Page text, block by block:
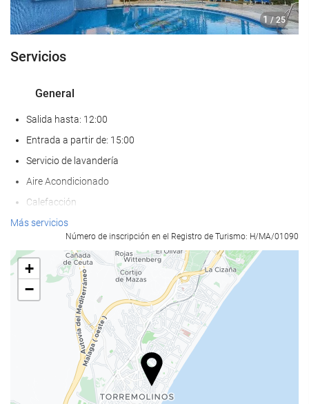
1 / 25
Servicios
General
Salida hasta: 12:00
Entrada a partir de: 15:00
Servicio de lavandería
Aire Acondicionado
Calefacción
Ascensor
Adaptado para personas con movilidad reducida
Habitaciones No fumadores
Hotel no fumadores
Zona de fumadores
No admite mascotas
Bienestar
Más servicios
Número de inscripción en el Registro de Turismo: H/MA/01090
+
−